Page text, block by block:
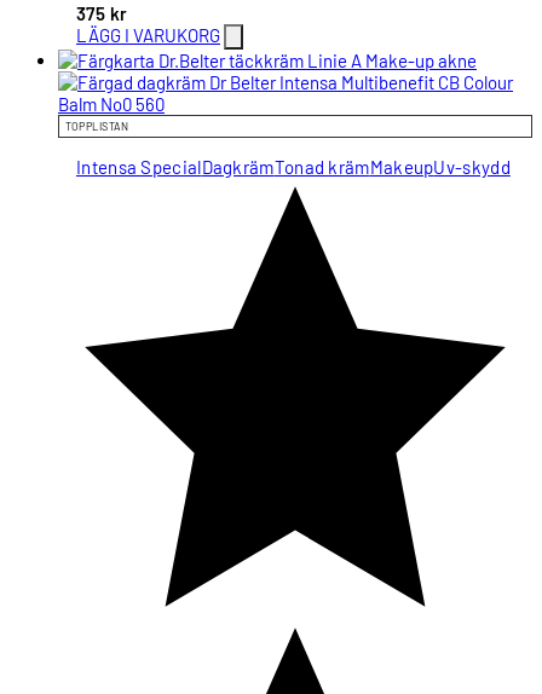
375 kr
LÄGG I VARUKORG
TOPPLISTAN
Intensa SpecialDagkrämTonad krämMakeupUv-skydd